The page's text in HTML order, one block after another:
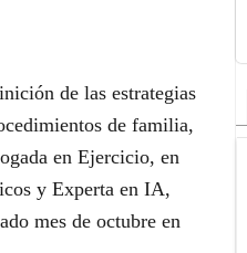
de las estrategias
de familia,
en Ejercicio, en
y Experta en IA,
mes de octubre en